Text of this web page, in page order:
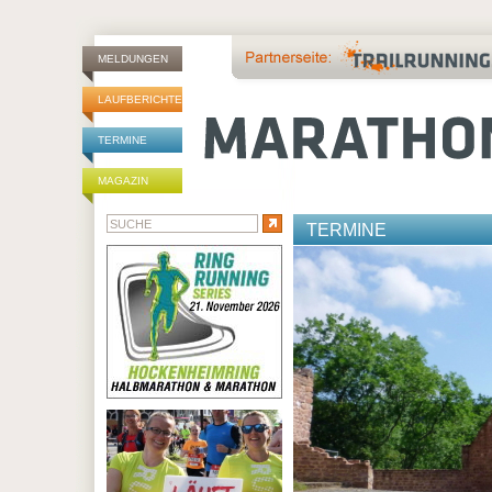
MELDUNGEN
LAUFBERICHTE
TERMINE
MAGAZIN
TERMINE